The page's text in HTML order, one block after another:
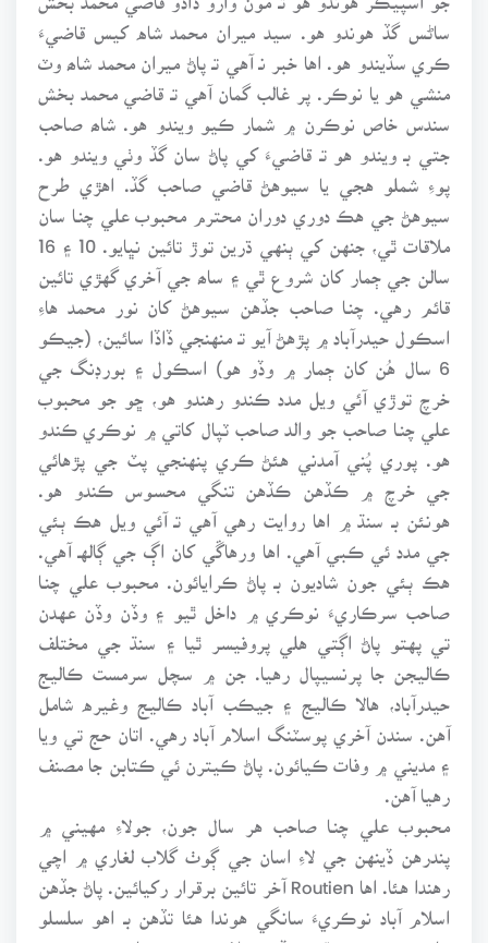
ساڻس گڏ هوندو هو. سيد ميران محمد شاه کيس قاضيءَ
ڪري سڏيندو هو. اها خبر نـ آهي تـ پاڻ ميران محمد شاھ وٽ
منشي هو يا نوڪر. پر غالب گمان آهي تـ قاضي محمد بخش
سندس خاص نوڪرن ۾ شمار ڪيو ويندو هو. شاھ صاحب
جتي بـ ويندو هو تـ قاضيءَ کي پاڻ سان گڏ وٺي ويندو هو.
پوءِ شملو هجي يا سيوهڻ قاضي صاحب گڏ. اهڙي طرح
سيوهڻ جي هڪ دوري دوران محترم محبوب علي چنـا سان
ملاقات ٿي، جنهن کي ٻنهي ڌرين توڙ تائين نڀايو. 10 ۽ 16
سالن جي ڄمار کان شروع ٿي ۽ ساھ جي آخري گهڙي تائين
قائم رهي. چنـا صاحب جڏهن سيوهڻ کان نور محمد هاءِ
اسڪول حيدرآباد ۾ پڙهڻ آيو تـ منهنجي ڏاڏا سائين، (جيڪو
6 سال هُن کان ڄمار ۾ وڏو هو) اسڪول ۽ بورڊنگ جي
خرچ توڙي آئي ويل مدد ڪندو رهندو هو، ڇو جو محبوب
علي چنـا صاحب جو والد صاحب ٽپال کاتي ۾ نوڪري ڪندو
هو. پوري پُني آمدني هئڻ ڪري پنهنجي پٽ جي پڙهائي
جي خرچ ۾ ڪڏهن ڪڏهن تنگي محسوس ڪندو هو.
هونئن بـ سنڌ ۾ اها روايت رهي آهي تـ آئي ويل هڪ ٻئي
جي مدد ئي ڪبي آهي. اها ورهاڱي کان اڳ جي ڳالهـ آهي.
هڪ ٻئي جون شاديون بـ پاڻ ڪرايائون. محبوب علي چنـا
صاحب سرڪاريءَ نوڪري ۾ داخل ٿيو ۽ وڏن وڏن عهدن
تي پهتو پاڻ اڳتي هلي پروفيسر ٿيا ۽ سنڌ جي مختلف
ڪاليجن جا پرنسيپال رهيا. جن ۾ سچل سرمست ڪاليج
حيدرآباد، هالا ڪاليج ۽ جيڪب آباد ڪاليج وغيره شامل
آهن. سندن آخري پوسٽنگ اسلام آباد رهي. اتان حج تي ويا
۽ مديني ۾ وفات ڪيائون. پاڻ ڪيترن ئي ڪتابن جا مصنف
رهيا آهن.
محبوب علي چنـا صاحب هر سال جون، جولاءِ مهيني ۾
پندرهن ڏينهن جي لاءِ اسان جي ڳوٺ گلاب لغاري ۾ اچي
رهندا هئا. اها Routien آخر تائين برقرار رکيائين. پاڻ جڏهن
اسلام آباد نوڪريءَ سانگي هوندا هئا تڏهن بـ اهو سلسلو
جاري رهيو، پوءِ ٿورن ڏينهن لاءِ پر دوست تان ڀيرو ضرور